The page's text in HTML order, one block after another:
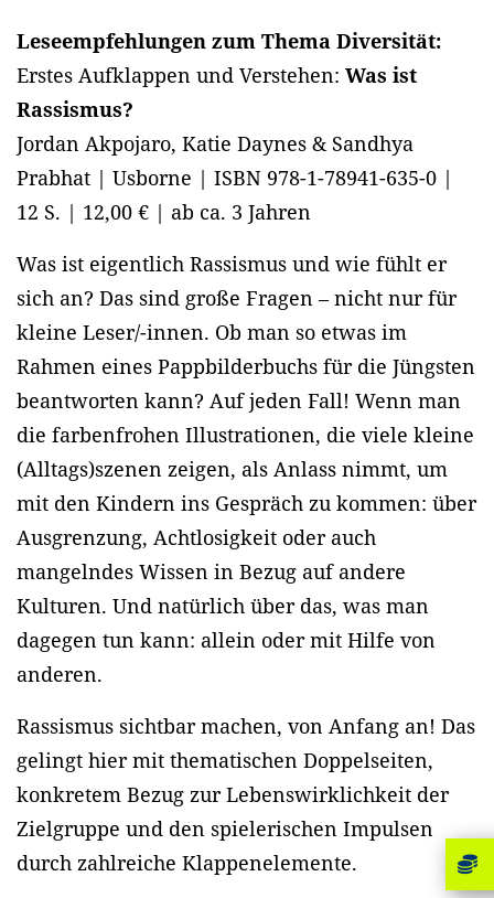
Leseempfehlungen zum Thema Diversität:
Erstes Aufklappen und Verstehen: Was ist
Rassismus?
Jordan Akpojaro, Katie Daynes & Sandhya
Prabhat | Usborne | ISBN 978-1-78941-635-0 |
12 S. | 12,00 € | ab ca. 3 Jahren
Was ist eigentlich Rassismus und wie fühlt er
sich an? Das sind große Fragen – nicht nur für
kleine Leser/-innen. Ob man so etwas im
Rahmen eines Pappbilderbuchs für die Jüngsten
beantworten kann? Auf jeden Fall! Wenn man
die farbenfrohen Illustrationen, die viele kleine
(Alltags)szenen zeigen, als Anlass nimmt, um
mit den Kindern ins Gespräch zu kommen: über
Ausgrenzung, Achtlosigkeit oder auch
mangelndes Wissen in Bezug auf andere
Kulturen. Und natürlich über das, was man
dagegen tun kann: allein oder mit Hilfe von
anderen.
Rassismus sichtbar machen, von Anfang an! Das
gelingt hier mit thematischen Doppelseiten,
konkretem Bezug zur Lebenswirklichkeit der
Zielgruppe und den spielerischen Impulsen
durch zahlreiche Klappenelemente.